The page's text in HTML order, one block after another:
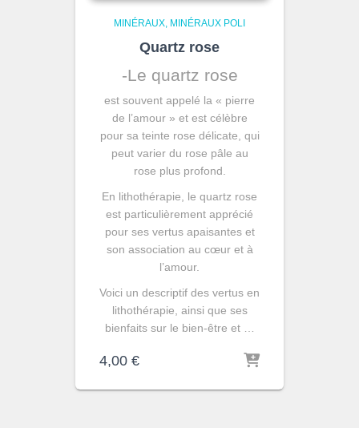
MINÉRAUX MINÉRAUX POLI
Quartz rose
-Le quartz rose
est souvent appelé la « pierre
de l’amour » et est célèbre
pour sa teinte rose délicate, qui
peut varier du rose pâle au
rose plus profond.
En lithothérapie, le quartz rose
est particulièrement apprécié
pour ses vertus apaisantes et
son association au cœur et à
l’amour.
Voici un descriptif des vertus en
lithothérapie, ainsi que ses
bienfaits sur le bien-être et …
4,00 €